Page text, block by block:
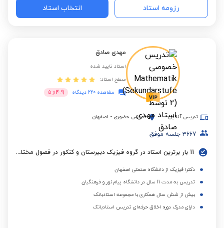
رزومه استاد انتخاب استاد
مهدی صادق
استاد تایید شده
سطح استاد:
مشاهده 220 دیدگاه
4.9 از 5
تدریس آنلاین تدریس حضوری - اصفهان
3667 جلسه موفق
11 بار برترین استاد در گروه فیزیک دبیرستان و کنکور در فصول مختلف
دکترا فیزیک از دانشگاه صنعتی اصفهان
تدریس به مدت 11 سال در دانشگاه پیام نور و فرهنگیان
بیش از شش سال همکاری با مجموعه استادبانک
دارای مدرک دوره اخلاق حرفه‌ای تدریس استادبانک